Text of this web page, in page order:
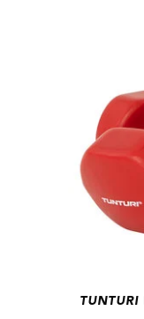
TUNTURI